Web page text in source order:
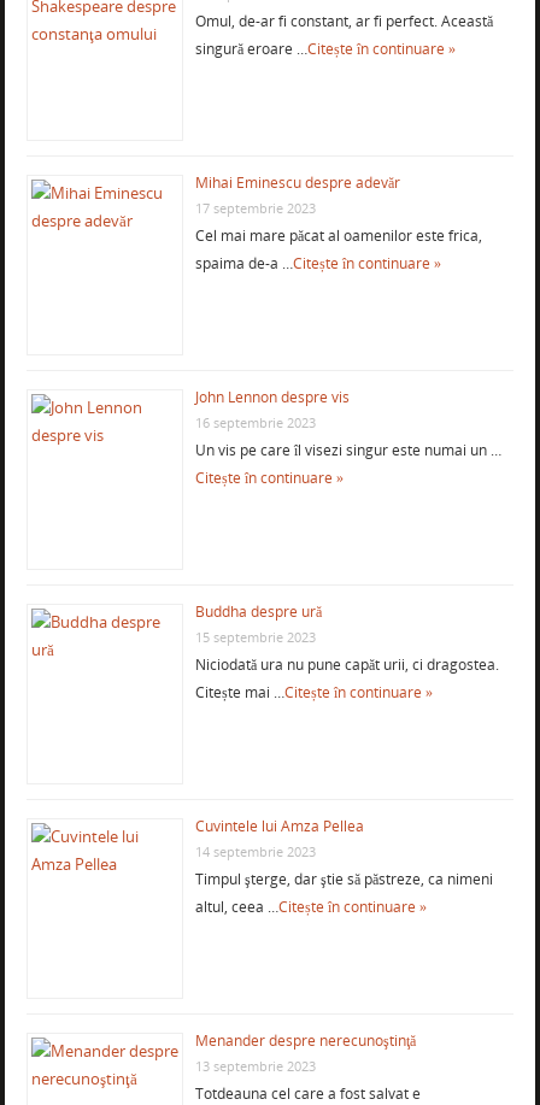
Omul, de-ar fi constant, ar fi perfect. Această
singură eroare …Citește în continuare »
Mihai Eminescu despre adevăr
17 septembrie 2023
Cel mai mare păcat al oamenilor este frica,
spaima de-a …Citește în continuare »
John Lennon despre vis
16 septembrie 2023
Un vis pe care îl visezi singur este numai un …
Citește în continuare »
Buddha despre ură
15 septembrie 2023
Niciodată ura nu pune capăt urii, ci dragostea.
Citește mai …Citește în continuare »
Cuvintele lui Amza Pellea
14 septembrie 2023
Timpul şterge, dar ştie să păstreze, ca nimeni
altul, ceea …Citește în continuare »
Menander despre nerecunoştinţă
13 septembrie 2023
Totdeauna cel care a fost salvat e